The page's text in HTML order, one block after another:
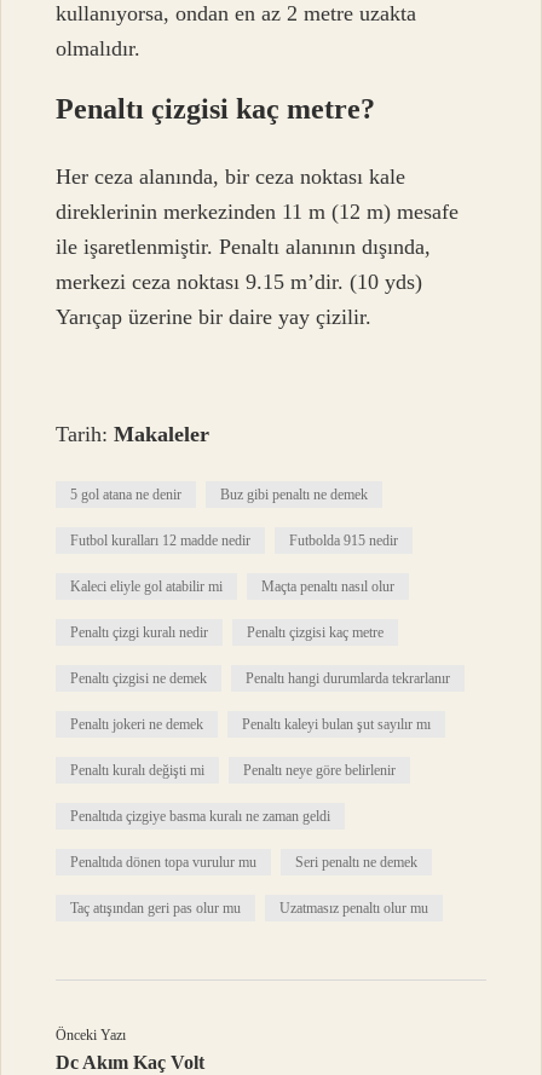
kullanıyorsa, ondan en az 2 metre uzakta
olmalıdır.
Penaltı çizgisi kaç metre?
Her ceza alanında, bir ceza noktası kale
direklerinin merkezinden 11 m (12 m) mesafe
ile işaretlenmiştir. Penaltı alanının dışında,
merkezi ceza noktası 9.15 m’dir. (10 yds)
Yarıçap üzerine bir daire yay çizilir.
Tarih:Makaleler
5 gol atana ne denir Buz gibi penaltı ne demek
Futbol kuralları 12 madde nedir Futbolda 915 nedir
Kaleci eliyle gol atabilir mi Maçta penaltı nasıl olur
Penaltı çizgi kuralı nedir Penaltı çizgisi kaç metre
Penaltı çizgisi ne demek Penaltı hangi durumlarda tekrarlanır
Penaltı jokeri ne demek Penaltı kaleyi bulan şut sayılır mı
Penaltı kuralı değişti mi Penaltı neye göre belirlenir
Penaltıda çizgiye basma kuralı ne zaman geldi
Penaltıda dönen topa vurulur mu Seri penaltı ne demek
Taç atışından geri pas olur mu Uzatmasız penaltı olur mu
Önceki Yazı
Dc Akım Kaç Volt